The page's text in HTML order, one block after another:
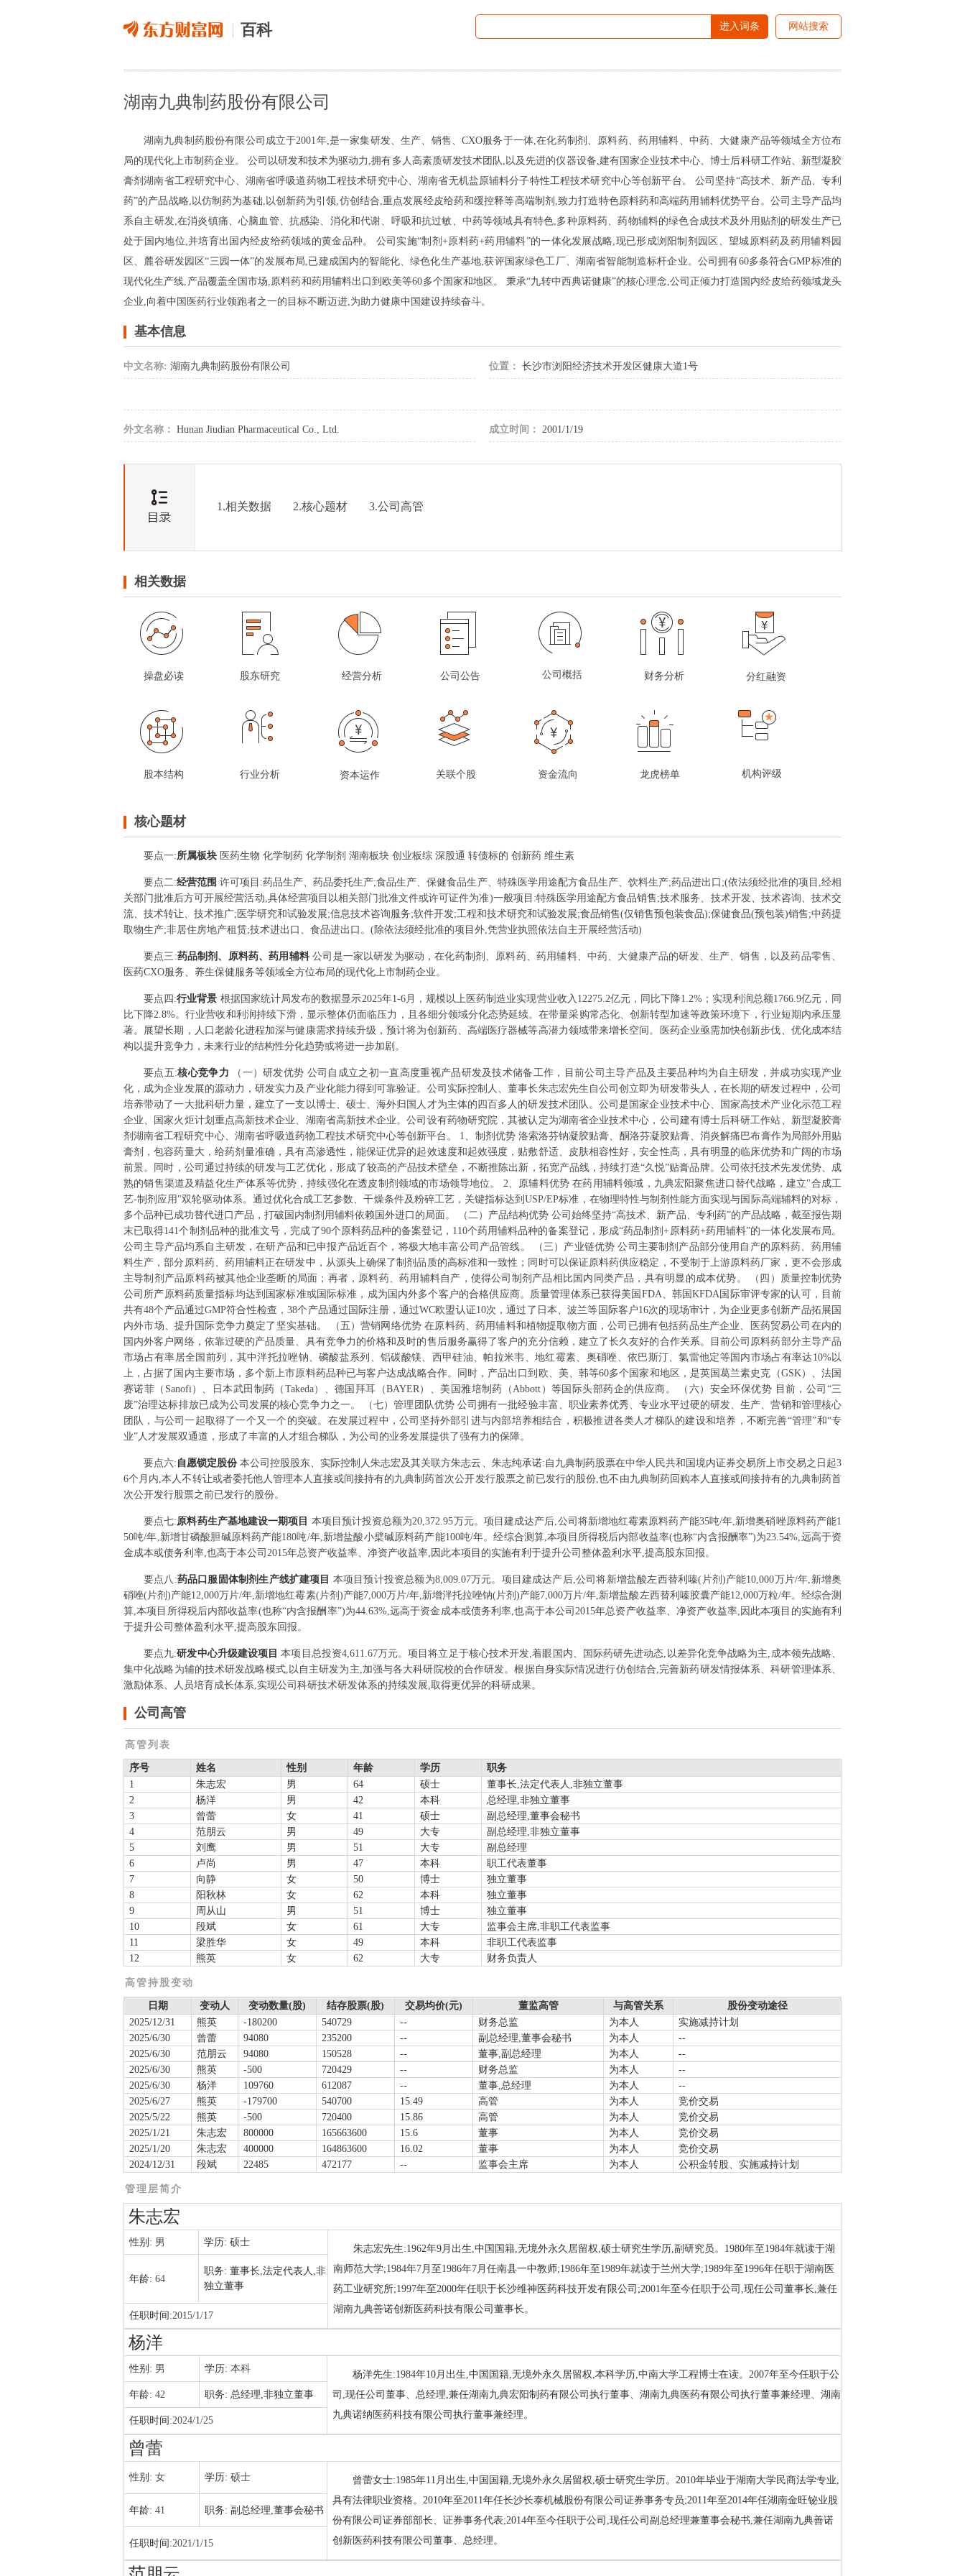
百科 进入词条 网站搜索
湖南九典制药股份有限公司
湖南九典制药股份有限公司成立于2001年,是一家集研发、生产、销售、CXO服务于一体,在化药制剂、原料药、药用辅料、中药、大健康产品等领域全方位布
局的现代化上市制药企业。 公司以研发和技术为驱动力,拥有多人高素质研发技术团队,以及先进的仪器设备,建有国家企业技术中心、博士后科研工作站、新型凝胶
膏剂湖南省工程研究中心、湖南省呼吸道药物工程技术研究中心、湖南省无机盐原辅料分子特性工程技术研究中心等创新平台。 公司坚持“高技术、新产品、专利
药”的产品战略,以仿制药为基础,以创新药为引领,仿创结合,重点发展经皮给药和缓控释等高端制剂,致力打造特色原料药和高端药用辅料优势平台。公司主导产品均
系自主研发,在消炎镇痛、心脑血管、抗感染、消化和代谢、呼吸和抗过敏、中药等领域具有特色,多种原料药、药物辅料的绿色合成技术及外用贴剂的研发生产已
处于国内地位,并培育出国内经皮给药领域的黄金品种。 公司实施“制剂+原料药+药用辅料”的一体化发展战略,现已形成浏阳制剂园区、望城原料药及药用辅料园
区、麓谷研发园区“三园一体”的发展布局,已建成国内的智能化、绿色化生产基地,获评国家绿色工厂、湖南省智能制造标杆企业。公司拥有60多条符合GMP标准的
现代化生产线,产品覆盖全国市场,原料药和药用辅料出口到欧美等60多个国家和地区。 秉承“九转中西典诺健康”的核心理念,公司正倾力打造国内经皮给药领域龙头
企业,向着中国医药行业领跑者之一的目标不断迈进,为助力健康中国建设持续奋斗。
基本信息
中文名称: 湖南九典制药股份有限公司 位置： 长沙市浏阳经济技术开发区健康大道1号
外文名称： Hunan Jiudian Pharmaceutical Co., Ltd. 成立时间： 2001/1/19
1.相关数据 2.核心题材 3.公司高管
相关数据
操盘必读 股东研究 经营分析 公司公告 公司概括 财务分析 分红融资
股本结构 行业分析 资本运作 关联个股 资金流向 龙虎榜单 机构评级
核心题材
要点一:所属板块 医药生物 化学制药 化学制剂 湖南板块 创业板综 深股通 转债标的 创新药 维生素
要点二:经营范围许可项目:药品生产、药品委托生产;食品生产、保健食品生产、特殊医学用途配方食品生产、饮料生产;药品进出口;(依法须经批准的项目,经相
关部门批准后方可开展经营活动,具体经营项目以相关部门批准文件或许可证件为准)一般项目:特殊医学用途配方食品销售;技术服务、技术开发、技术咨询、技术交
流、技术转让、技术推广;医学研究和试验发展;信息技术咨询服务;软件开发;工程和技术研究和试验发展;食品销售(仅销售预包装食品);保健食品(预包装)销售;中药提
取物生产;非居住房地产租赁;技术进出口、食品进出口。(除依法须经批准的项目外,凭营业执照依法自主开展经营活动)
要点三 :药品制剂、原料药、药用辅料公司是一家以研发为驱动，在化药制剂、原料药、药用辅料、中药、大健康产品的研发、生产、销售，以及药品零售、
医药CXO服务、养生保健服务等领域全方位布局的现代化上市制药企业。
要点 四 :行业背景 根据国家统计局发布的数据显示2025年1-6月，规模以上医药制造业实现营业收入12275.2亿元，同比下降1.2%；实现利润总额1766.9亿元，同
比下降2.8%。行业营收和利润持续下滑，显示整体仍面临压力，且各细分领域分化态势延续。在带量采购常态化、创新转型加速等政策环境下，行业短期内承压显
著。展望长期，人口老龄化进程加深与健康需求持续升级，预计将为创新药、高端医疗器械等高潜力领域带来增长空间。医药企业亟需加快创新步伐、优化成本结
构以提升竞争力，未来行业的结构性分化趋势或将进一步加剧。
要点 五:核心竞争力
（一）研发优势 公司自成立之初一直高度重视产品研发及技术储备工作，目前公司主导产品及主要品种均为自主研发，并成功实现产业
化，成为企业发展的源动力，研发实力及产业化能力得到可靠验证。公司实际控制人、董事长朱志宏先生自公司创立即为研发带头人，在长期的研发过程中，公司
培养带动了一大批科研力量，建立了一支以博士、硕士、海外归国人才为主体的四百多人的研发技术团队。公司是国家企业技术中心、国家高技术产业化示范工程
企业、国家火炬计划重点高新技术企业、湖南省高新技术企业。公司设有药物研究院，其被认定为湖南省企业技术中心，公司建有博士后科研工作站、新型凝胶膏
剂湖南省工程研究中心、湖南省呼吸道药物工程技术研究中心等创新平台。 1、制剂优势 洛索洛芬钠凝胶贴膏、酮洛芬凝胶贴膏、消炎解痛巴布膏作为局部外用贴
膏剂，包容药量大，给药剂量准确，具有高渗透性，能保证优异的起效速度和起效强度，贴敷舒适、皮肤相容性好，安全性高，具有明显的临床优势和广阔的市场
前景。同时，公司通过持续的研发与工艺优化，形成了较高的产品技术壁垒，不断推陈出新，拓宽产品线，持续打造“久悦”贴膏品牌。公司依托技术先发优势、成
熟的销售渠道及精益化生产体系等优势，持续强化在透皮制剂领域的市场领导地位。 2、原辅料优势 在药用辅料领域，九典宏阳聚焦进口替代战略，建立"合成工
艺-制剂应用"双轮驱动体系。通过优化合成工艺参数、干燥条件及粉碎工艺，关键指标达到USP/EP标准，在物理特性与制剂性能方面实现与国际高端辅料的对标，
多个品种已成功替代进口产品，打破国内制剂用辅料依赖国外进口的局面。 （二）产品结构优势 公司始终坚持“高技术、新产品、专利药”的产品战略，截至报告期
末已取得141个制剂品种的批准文号，完成了90个原料药品种的备案登记，110个药用辅料品种的备案登记，形成“药品制剂+原料药+药用辅料”的一体化发展布局。
公司主导产品均系自主研发，在研产品和已申报产品近百个，将极大地丰富公司产品管线。 （三）产业链优势 公司主要制剂产品部分使用自产的原料药、药用辅
料生产，部分原料药、药用辅料正在研发中，从源头上确保了制剂品质的高标准和一致性；同时可以保证原料药供应稳定，不受制于上游原料药厂家，更不会形成
主导制剂产品原料药被其他企业垄断的局面；再者，原料药、药用辅料自产，使得公司制剂产品相比国内同类产品，具有明显的成本优势。 （四）质量控制优势
公司所产原料药质量指标均达到国家标准或国际标准，成为国内外多个客户的合格供应商。质量管理体系已获得美国FDA、韩国KFDA国际审评专家的认可，目前
共有48个产品通过GMP符合性检查，38个产品通过国际注册，通过WC欧盟认证10次，通过了日本、波兰等国际客户16次的现场审计，为企业更多创新产品拓展国
内外市场、提升国际竞争力奠定了坚实基础。 （五）营销网络优势 在原料药、药用辅料和植物提取物方面，公司已拥有包括药品生产企业、医药贸易公司在内的
国内外客户网络，依靠过硬的产品质量、具有竞争力的价格和及时的售后服务赢得了客户的充分信赖，建立了长久友好的合作关系。目前公司原料药部分主导产品
市场占有率居全国前列，其中泮托拉唑钠、磷酸盐系列、铝碳酸镁、西甲硅油、帕拉米韦、地红霉素、奥硝唑、依巴斯汀、氯雷他定等国内市场占有率达10%以
上，占据了国内主要市场，多个新上市原料药品种已与客户达成战略合作。同时，产品出口到欧、美、韩等60多个国家和地区，是英国葛兰素史克（GSK）、法国
赛诺菲（Sanofi）、日本武田制药（Takeda）、德国拜耳（BAYER）、美国雅培制药（Abbott）等国际头部药企的供应商。 （六）安全环保优势 目前，公司“三
废”治理达标排放已成为公司发展的核心竞争力之一。 （七）管理团队优势 公司拥有一批经验丰富、职业素养优秀、专业水平过硬的研发、生产、营销和管理核心
团队，与公司一起取得了一个又一个的突破。在发展过程中，公司坚持外部引进与内部培养相结合，积极推进各类人才梯队的建设和培养，不断完善“管理”和“专
业”人才发展双通道，形成了丰富的人才组合梯队，为公司的业务发展提供了强有力的保障。
要点六: 自愿锁定股份本公司控股股东、实际控制人朱志宏及其关联方朱志云、朱志纯承诺:自九典制药股票在中华人民共和国境内证券交易所上市交易之日起3
6个月内,本人不转让或者委托他人管理本人直接或间接持有的九典制药首次公开发行股票之前已发行的股份,也不由九典制药回购本人直接或间接持有的九典制药首
次公开发行股票之前已发行的股份。
要点七:原料药生产基地建设一期项目 本项目预计投资总额为20,372.95万元。项目建成达产后,公司将新增地红霉素原料药产能35吨/年,新增奥硝唑原料药产能1
50吨/年,新增甘磷酸胆碱原料药产能180吨/年,新增盐酸小檗碱原料药产能100吨/年。经综合测算,本项目所得税后内部收益率(也称“内含报酬率”)为23.54%,远高于资
金成本或债务利率,也高于本公司2015年总资产收益率、净资产收益率,因此本项目的实施有利于提升公司整体盈利水平,提高股东回报。
要点 八 :药品口服固体制剂生产线扩建项目 本项目预计投资总额为8,009.07万元。项目建成达产后,公司将新增盐酸左西替利嗪(片剂)产能10,000万片/年,新增奥
硝唑(片剂)产能12,000万片/年,新增地红霉素(片剂)产能7,000万片/年,新增泮托拉唑钠(片剂)产能7,000万片/年,新增盐酸左西替利嗪胶囊产能12,000万粒/年。经综合测
算,本项目所得税后内部收益率(也称“内含报酬率”)为44.63%,远高于资金成本或债务利率,也高于本公司2015年总资产收益率、净资产收益率,因此本项目的实施有利
于提升公司整体盈利水平,提高股东回报。
要点九:研发中心升级建设项目本项目总投资4,611.67万元。项目将立足于核心技术开发,着眼国内、国际药研先进动态,以差异化竞争战略为主,成本领先战略、
集中化战略为辅的技术研发战略模式,以自主研发为主,加强与各大科研院校的合作研发。根据自身实际情况进行仿创结合,完善新药研发情报体系、科研管理体系、
激励体系、人员培育成长体系,实现公司科研技术研发体系的持续发展,取得更优异的科研成果。
公司高管
高管列表
序号 姓名 性别 年龄 学历
职务
1
朱志宏 男 64 硕士
董事长,法定代表人,非独立董事
2
杨洋 男 42 本科
总经理,非独立董事
3
曾蕾 女 41 硕士
副总经理,董事会秘书
4
范朋云 男 49 大专
副总经理,非独立董事
5
刘鹰 男 51 大专
副总经理
6
卢尚 男 47 本科
职工代表董事
7
向静 女 50 博士
独立董事
8
阳秋林 女 62 本科
独立董事
9
周从山 男 51 博士
独立董事
10
段斌 女 61 大专
监事会主席,非职工代表监事
11
梁胜华 女 49 本科
非职工代表监事
12
熊英 女 62 大专 财务负责人
高管持股变动
日期 变动人 变动数量(股) 结存股票(股) 交易均价(元) 董监高管 与高管关系
股份变动途径
2025/12/31
熊英 -180200 540729 -- 财务总监 为本人
实施减持计划
2025/6/30
曾蕾 94080 235200 -- 副总经理,董事会秘书 为本人
--
2025/6/30
范朋云 94080 150528 -- 董事,副总经理 为本人
--
2025/6/30
熊英 -500 720429 -- 财务总监 为本人
--
2025/6/30
杨洋 109760 612087 -- 董事,总经理 为本人
--
2025/6/27
熊英 -179700 540700 15.49 高管 为本人
竞价交易
2025/5/22
熊英 -500 720400 15.86 高管 为本人
竞价交易
2025/1/21
朱志宏 800000 165663600 15.6 董事 为本人
竞价交易
2025/1/20
朱志宏 400000 164863600 16.02 董事 为本人
竞价交易
2024/12/31
段斌 22485 472177 -- 监事会主席 为本人 公积金转股、实施减持计划
管理层简介
朱志宏
性别: 男 学历: 硕士
朱志宏先生:1962年9月出生,中国国籍,无境外永久居留权,硕士研究生学历,副研究员。1980年至1984年就读于湖
南师范大学;1984年7月至1986年7月任南县一中教师;1986年至1989年就读于兰州大学;1989年至1996年任职于湖南医
药工业研究所;1997年至2000年任职于长沙维神医药科技开发有限公司;2001年至今任职于公司,现任公司董事长,兼任
湖南九典善诺创新医药科技有限公司董事长。
年龄: 64
职务: 董事长,法定代表人,非
独立董事
任职时间:2015/1/17
杨洋
性别: 男 学历: 本科
杨洋先生:1984年10月出生,中国国籍,无境外永久居留权,本科学历,中南大学工程博士在读。2007年至今任职于公
司,现任公司董事、总经理,兼任湖南九典宏阳制药有限公司执行董事、湖南九典医药有限公司执行董事兼经理、湖南
九典诺纳医药科技有限公司执行董事兼经理。
年龄: 42 职务: 总经理,非独立董事
任职时间:2024/1/25
曾蕾
性别: 女 学历: 硕士
曾蕾女士:1985年11月出生,中国国籍,无境外永久居留权,硕士研究生学历。2010年毕业于湖南大学民商法学专业,
具有法律职业资格。2010年至2011年任长沙长泰机械股份有限公司证券事务专员;2011年至2014年任湖南金旺铋业股
份有限公司证券部部长、证券事务代表;2014年至今任职于公司,现任公司副总经理兼董事会秘书,兼任湖南九典善诺
创新医药科技有限公司董事、总经理。
年龄: 41 职务: 副总经理,董事会秘书
任职时间:2021/1/15